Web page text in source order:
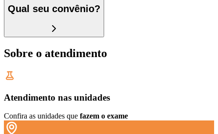
Qual seu convênio?
Sobre o atendimento
Atendimento nas unidades
Confira as unidades que fazem o exame